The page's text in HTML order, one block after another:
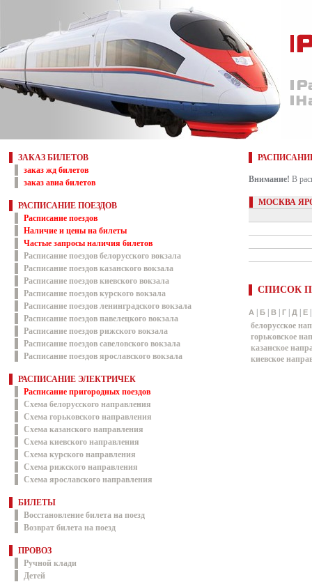
ЗАКАЗ БИЛЕТОВ
заказ жд билетов
заказ авиа билетов
РАСПИСАНИЕ ПОЕЗДОВ
Расписание поездов
Наличие и цены на билеты
Частые запросы наличия билетов
Расписание поездов белорусского вокзала
Расписание поездов казанского вокзала
Расписание поездов киевского вокзала
Расписание поездов курского вокзала
Расписание поездов ленинградского вокзала
Расписание поездов павелецкого вокзала
Расписание поездов рижского вокзала
Расписание поездов савеловского вокзала
Расписание поездов ярославского вокзала
РАСПИСАНИЕ ЭЛЕКТРИЧЕК
Расписание пригородных поездов
Схема белорусского направления
Схема горьковского направления
Схема казанского направления
Схема киевского направления
Схема курского направления
Схема рижского направления
Схема ярославского направления
БИЛЕТЫ
Восстановление билета на поезд
Возврат билета на поезд
ПРОВОЗ
Ручной клади
Детей
Внимание! В
МОСКВА
СПИСОК
А Б В Г Д Е
белорусское
горьковское
казанское
киевское